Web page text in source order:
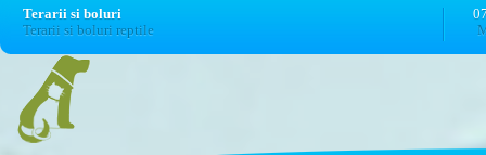
Terarii si boluri
Terarii si boluri reptile